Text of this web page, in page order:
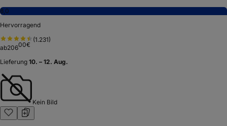
8,0
Hervorragend
(1.231)
ab20600€
Lieferung 10. – 12. Aug.
Kein Bild